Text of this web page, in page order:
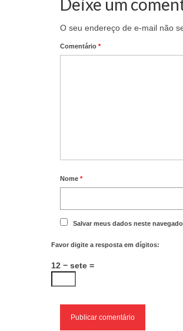
Deixe um
O seu endereço de e-mail não
Comentário *
Nome *
Salvar meus dados neste
Favor digite a resposta em dígitos:
12 − sete =